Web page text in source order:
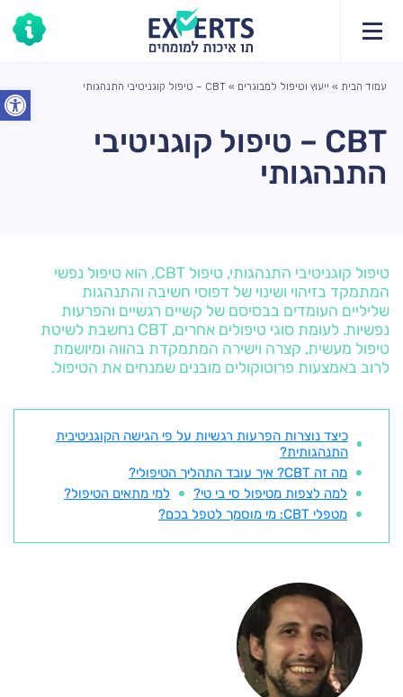
פתח עמוד הבית » ייעוץ וטיפול למבוגרים » CBT – טיפול קוגניטיבי התנהגותי
CBT – טיפול קוגניטיבי
התנהגותי
טיפול קוגניטיבי התנהגותי, טיפול CBT, הוא טיפול נפשי
המתמקד בזיהוי ושינוי של דפוסי חשיבה והתנהגות
שליליים העומדים בבסיסם של קשיים רגשיים והפרעות
נפשיות. לעומת סוגי טיפולים אחרים, CBT נחשבת לשיטת
טיפול מעשית, קצרה וישירה המתמקדת בהווה ומיושמת
לרוב באמצעות פרוטוקולים מובנים שמנחים את הטיפול.
כיצד נוצרות הפרעות רגשיות על פי הגישה הקוגניטיבית
התנהגותית?
מה זה CBT? איך עובד התהליך הטיפולי?
למה לצפות מטיפול סי בי טי?
למי מתאים הטיפול?
מטפלי CBT: מי מוסמך לטפל בכם?